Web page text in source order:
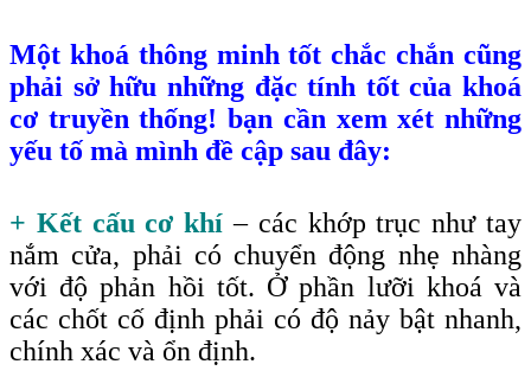
Một khoá thông minh tốt chắc chắn cũng
phải sở hữu những đặc tính tốt của khoá
cơ truyền thống! bạn cần xem xét những
yếu tố mà mình đề cập sau đây:
+ Kết cấu cơ khí – các khớp trục như tay
nắm cửa, phải có chuyển động nhẹ nhàng
với độ phản hồi tốt. Ở phần lưỡi khoá và
các chốt cố định phải có độ nảy bật nhanh,
chính xác và ổn định.